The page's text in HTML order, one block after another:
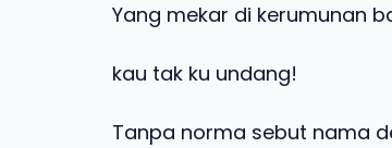
Yang mekar di kerumunan
kau tak ku undang!
Tanpa norma sebut nama